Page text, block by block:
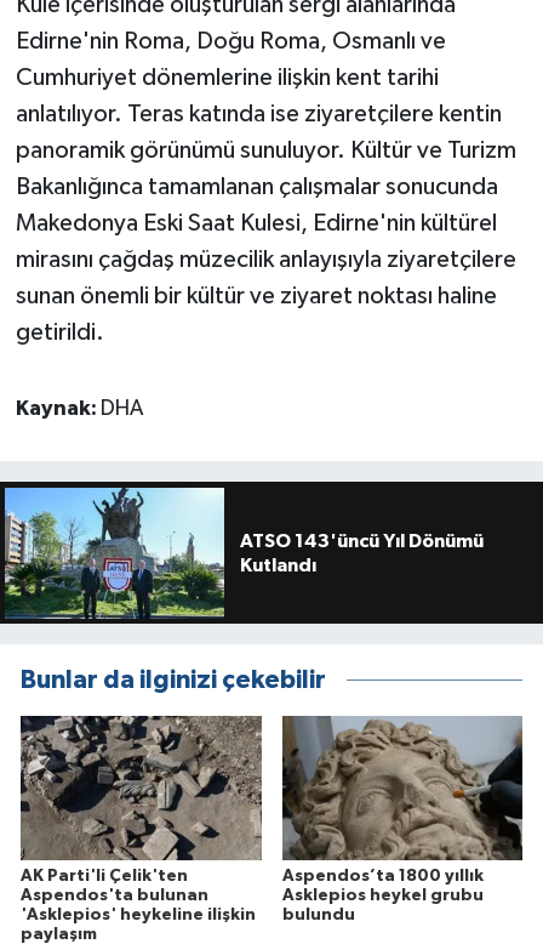
Edirne'nin Roma, Doğu Roma, Osmanlı ve
Cumhuriyet dönemlerine ilişkin kent tarihi
anlatılıyor. Teras katında ise ziyaretçilere kentin
panoramik görünümü sunuluyor. Kültür ve Turizm
Bakanlığınca tamamlanan çalışmalar sonucunda
Makedonya Eski Saat Kulesi, Edirne'nin kültürel
mirasını çağdaş müzecilik anlayışıyla ziyaretçilere
sunan önemli bir kültür ve ziyaret noktası haline
getirildi.
Kaynak: DHA
ATSO 143'üncü Yıl Dönümü
Kutlandı
Bunlar da ilginizi çekebilir
AK Parti'li Çelik'ten
Aspendos'ta bulunan
'Asklepios' heykeline ilişkin
paylaşım
Aspendos’ta 1800 yıllık
Asklepios heykel grubu
bulundu